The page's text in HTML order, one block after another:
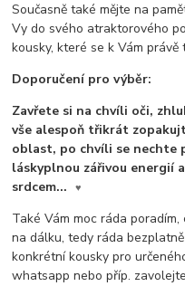
Současně také mějte na
Vy do svého atraktorového
kousky, které se k Vám
Doporučení pro výběr:
Zavřete si na chvíli oči,
vše alespoň třikrát
oblast, po chvíli se nechte
láskyplnou zářivou energií
srdcem...
♥
Také Vám moc ráda
na dálku, tedy ráda
konkrétní kousky pro
whatsapp nebo příp.